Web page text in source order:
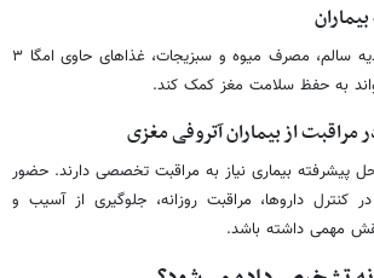
مصرف منظم داروها، تغذیه سالم، مصرف میوه و سبزیجات، غذاهای حاوی امگا ۳
به حفظ سلامت مغز کمک کند.
مراقبت از بیماران آتروفی مغزی
پیشرفته بیماری نیاز به مراقبت تخصصی دارند. حضور
کنترل داروها، مراقبت روزانه، جلوگیری از آسیب و
مهمی داشته باشد.